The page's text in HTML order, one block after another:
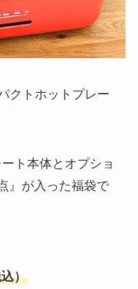
クトホットプレー
ト本体とオプショ
』が入った福袋で
）